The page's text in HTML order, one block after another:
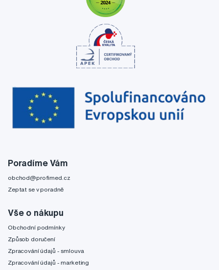
Poradíme Vám
obchod@profimed.cz
Zeptat se v poradně
Vše o nákupu
Obchodní podmínky
Způsob doručení
Zpracování údajů - smlouva
Zpracování údajů - marketing